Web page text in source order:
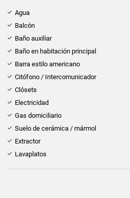
Agua
Balcón
Baño auxiliar
Baño en habitación principal
Barra estilo americano
Citófono / Intercomunicador
Clósets
Electricidad
Gas domiciliario
Suelo de cerámica / mármol
Extractor
Lavaplatos